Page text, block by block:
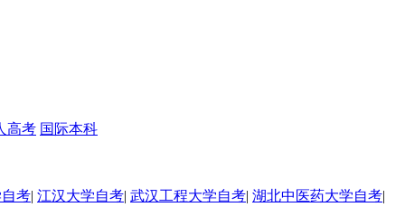
高考 国际本科
考| 江汉大学自考| 武汉工程大学自考| 湖北中医药大学自考|